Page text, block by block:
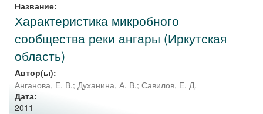
Название:
Характеристика микробного
сообщества реки ангары (Иркутская
область)
Автор(ы):
Анганова, Е. В.; Духанина, А. В.; Савилов, Е. Д.
Дата:
2011